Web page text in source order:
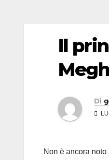
Il
Di
Non è ancora